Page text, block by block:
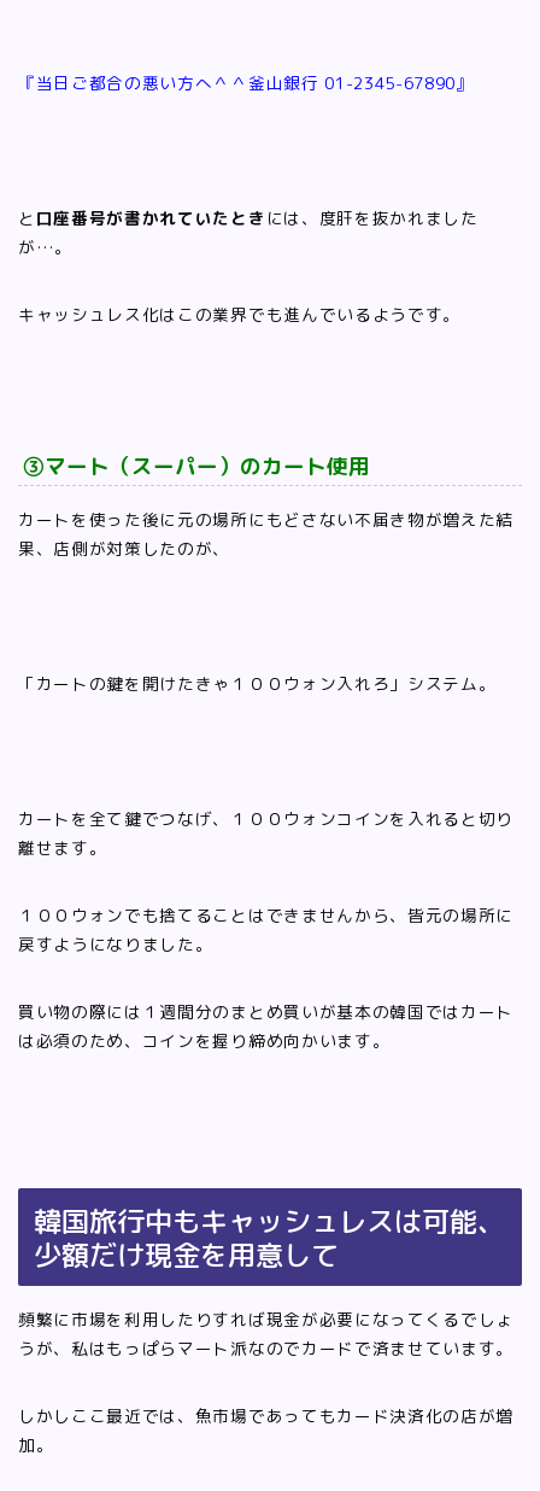
『当日ご都合の悪い方へ＾＾釜山銀行 01-2345-67890』
と 口座番号が書かれていたとき には、度肝を抜かれました
が…。
キャッシュレス化はこの業界でも進んでいるようです。
③マート（スーパー）のカート使用
カートを使った後に元の場所にもどさない不届き物が増えた結
果、店側が対策したのが、
「カートの鍵を開けたきゃ１００ウォン入れろ」システム。
カートを全て鍵でつなげ、１００ウォンコインを入れると切り
離せます。
１００ウォンでも捨てることはできませんから、皆元の場所に
戻すようになりました。
買い物の際には１週間分のまとめ買いが基本の韓国ではカート
は必須のため、コインを握り締め向かいます。
韓国旅行中もキャッシュレスは可能、
少額だけ現金を用意して
頻繁に市場を利用したりすれば現金が必要になってくるでしょ
うが、私はもっぱらマート派なのでカードで済ませています。
しかしここ最近では、魚市場であってもカード決済化の店が増
加。